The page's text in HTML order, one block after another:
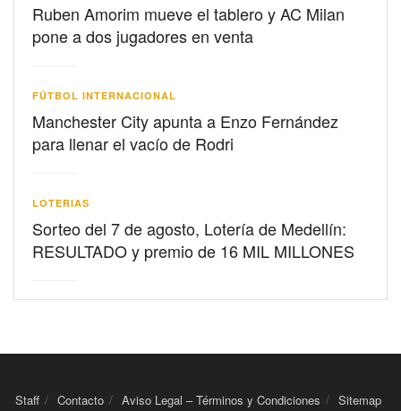
Ruben Amorim mueve el tablero y AC Milan
pone a dos jugadores en venta
FÚTBOL INTERNACIONAL
Manchester City apunta a Enzo Fernández
para llenar el vacío de Rodri
LOTERIAS
Sorteo del 7 de agosto, Lotería de Medellín:
RESULTADO y premio de 16 MIL MILLONES
Staff Contacto Aviso Legal – Términos y Condiciones Sitemap